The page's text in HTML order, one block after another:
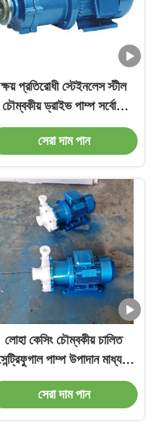
ক্ষয় প্রতিরোধী স্টেইনলেস স্টীল
চৌম্বকীয় ড্রাইভ পাম্প সর্বোচ্চ
গতি 3500 RPM
সেরা দাম পান
লোহা কেসিং চৌম্বকীয় চালিত
পাম্প উপাদান মাধ্যমে
ফ্লোরিন প্লাস্টিক প্রবাহ সঙ্গে
সেরা দাম পান